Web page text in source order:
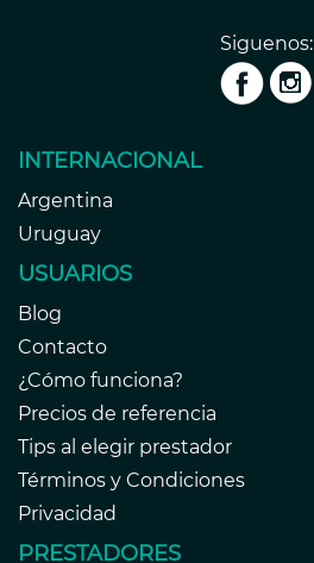
Siguenos:
INTERNACIONAL
Argentina
Uruguay
USUARIOS
Blog
Contacto
¿Cómo funciona?
Precios de referencia
Tips al elegir prestador
Términos y Condiciones
Privacidad
PRESTADORES